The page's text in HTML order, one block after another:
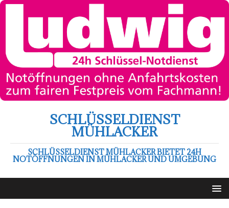
SCHLÜSSELDIENST
MÜHLACKER
SCHLÜSSELDIENST MÜHLACKER BIETET 24H
NOTÖFFNUNGEN IN MÜHLACKER UND UMGEBUNG